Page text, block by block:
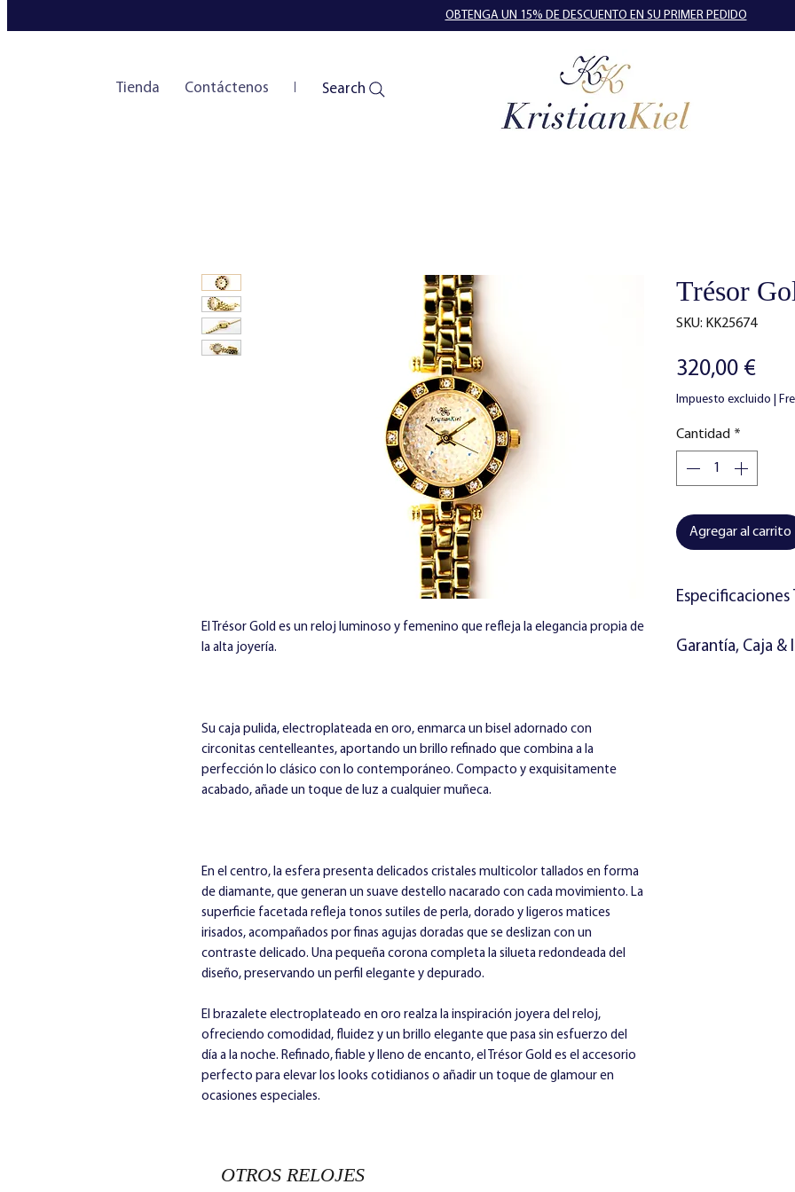
OBTENGA UN 15% DE DESCUENTO EN SU PRIMER PEDIDO
Tienda Contáctenos New Page
Search
El Trésor Gold es un reloj luminoso y femenino que refleja la elegancia propia de
la alta joyería.
Su caja pulida, electroplateada en oro, enmarca un bisel adornado con
circonitas centelleantes, aportando un brillo refinado que combina a la
perfección lo clásico con lo contemporáneo. Compacto y exquisitamente
acabado, añade un toque de luz a cualquier muñeca.
En el centro, la esfera presenta delicados cristales multicolor tallados en forma
de diamante, que generan un suave destello nacarado con cada movimiento. La
superficie facetada refleja tonos sutiles de perla, dorado y ligeros matices
irisados, acompañados por finas agujas doradas que se deslizan con un
contraste delicado. Una pequeña corona completa la silueta redondeada del
diseño, preservando un perfil elegante y depurado.
El brazalete electroplateado en oro realza la inspiración joyera del reloj,
ofreciendo comodidad, fluidez y un brillo elegante que pasa sin esfuerzo del
día a la noche. Refinado, fiable y lleno de encanto, el Trésor Gold es el accesorio
perfecto para elevar los looks cotidianos o añadir un toque de glamour en
ocasiones especiales.
Trésor
SKU: KK25674
320,00 €
Impuesto excluido
Cantidad *
Agregar al carrito
Especificaciones
Resistencia al agua:
Garantía, Caja &
OTROS RELOJES